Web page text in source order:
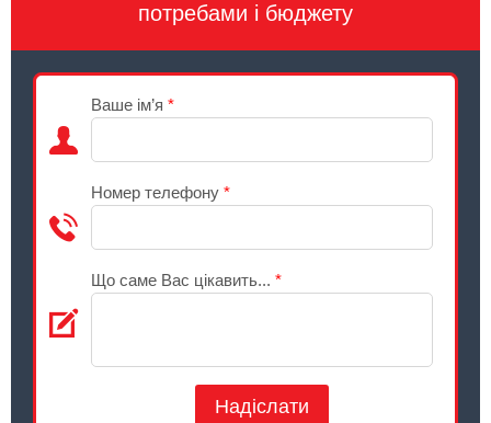
потребами і бюджету
Ваше ім’я *
Номер телефону *
Що саме Вас цікавить... *
Надіслати